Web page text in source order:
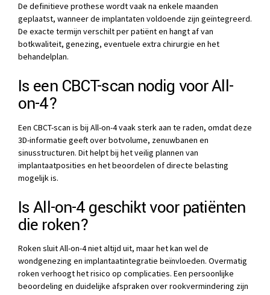
De definitieve prothese wordt vaak na enkele maanden
geplaatst, wanneer de implantaten voldoende zijn geïntegreerd.
De exacte termijn verschilt per patiënt en hangt af van
botkwaliteit, genezing, eventuele extra chirurgie en het
behandelplan.
Is een CBCT-scan nodig voor All-
on-4?
Een CBCT-scan is bij All-on-4 vaak sterk aan te raden, omdat deze
3D-informatie geeft over botvolume, zenuwbanen en
sinusstructuren. Dit helpt bij het veilig plannen van
implantaatposities en het beoordelen of directe belasting
mogelijk is.
Is All-on-4 geschikt voor patiënten
die roken?
Roken sluit All-on-4 niet altijd uit, maar het kan wel de
wondgenezing en implantaatintegratie beïnvloeden. Overmatig
roken verhoogt het risico op complicaties. Een persoonlijke
beoordeling en duidelijke afspraken over rookvermindering zijn